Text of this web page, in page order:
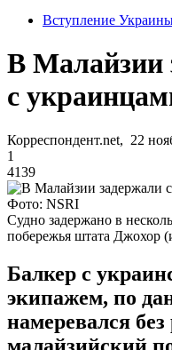
Вступление
В Малайзии
с
Корреспондент.net, 22
1
4139
Фото: NSRI
Судно задержано в
побережья штата Джохор
Балкер с
экипажем, по
намеревался
малайзийский